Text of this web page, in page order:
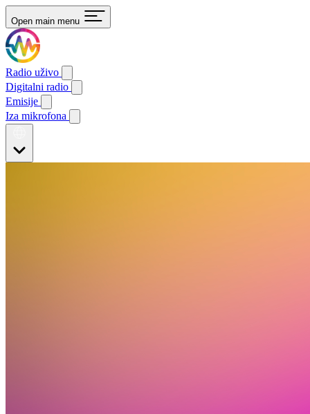
Open main menu
Radio uživo
Digitalni radio
Emisije
Iza mikrofona